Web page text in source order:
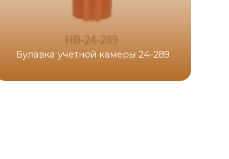
Булавка учетной камеры 24-289